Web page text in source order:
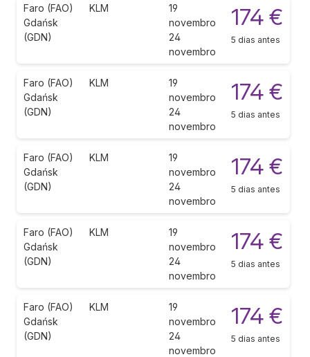
Faro (FAO)
Gdańsk
(GDN)
KLM
19
novembro
24
novembro
174 €
5 dias antes
Faro (FAO)
Gdańsk
(GDN)
KLM
19
novembro
24
novembro
174 €
5 dias antes
Faro (FAO)
Gdańsk
(GDN)
KLM
19
novembro
24
novembro
174 €
5 dias antes
Faro (FAO)
Gdańsk
(GDN)
KLM
19
novembro
24
novembro
174 €
5 dias antes
Faro (FAO)
Gdańsk
(GDN)
KLM
19
novembro
24
novembro
174 €
5 dias antes